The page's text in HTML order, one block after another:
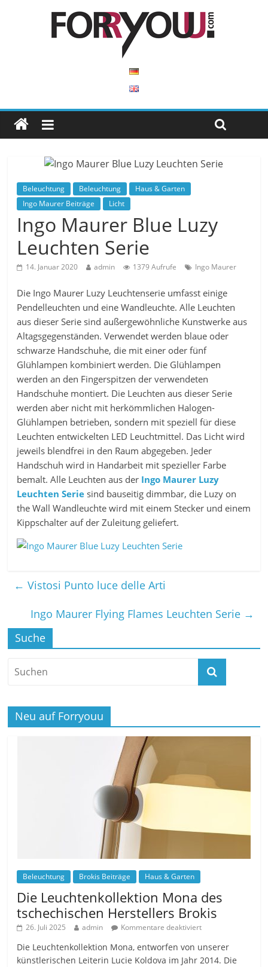
Beleuchtung Beleuchtung
Haus & Garten
Ingo Maurer Beiträge
Licht
Ingo Maurer Blue Luzy
Leuchten Serie
14. Januar 2020 admin 1379 Aufrufe Ingo Maurer
Die Ingo Maurer Luzy Leuchtenserie umfasst einige
Pendelleuchten und eine Wandleuchte. Alle Leuchten
aus dieser Serie sind außergewöhnliche Kunstwerke aus
Altagsgegenständen. Verwendet werden blaue oder
schwarze Handschuhe, die mit einer oder fünf
Glühlampen kombiniert werden. Die Glühlampen
werden an den Fingerspitzen der verwendeten
Handschuhe montiert. Die Leuchten aus dieser Serie
werden aber nicht mit herkömmlichen Halogen-
Glühlampen betrieben, sondern mit speziell für diese
Leuchten entwickelten LED Leuchtmittel. Das Licht wird
jeweils blendfrei in den Raum abgegeben. Jeder
Handschuh wird in Handarbeit mit spezieller Farbe
bemalt. Alle Leuchten aus der Ingo Maurer Luzy
Leuchten Serie sind bauseitig dimmbar, die Luzy on
the Wall Wandleuchte wird mit einem Stecker und einem
Kippschalter auf der Zuleitung geliefert.
← Vistosi Punto luce delle Arti
Ingo Maurer Flying Flames Leuchten Serie →
Suche
Neu auf Forryouu
Beleuchtung Brokis Beiträge Haus & Garten
Die Leuchtenkollektion Mona des
tschechischen Herstellers Brokis
26. Juli 2025 admin Kommentare deaktiviert
Die Leuchtenkollektion Mona, entworfen von unserer
künstlerischen Leiterin Lucie Koldova im Jahr 2014. Die